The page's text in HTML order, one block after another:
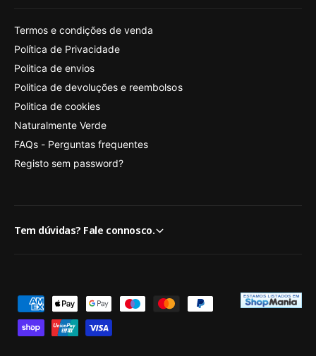
Termos e condições de venda
Política de Privacidade
Politica de envios
Politica de devoluções e reembolsos
Politica de cookies
Naturalmente Verde
FAQs - Perguntas frequentes
Registo sem password?
Tem dúvidas? Fale connosco.
é